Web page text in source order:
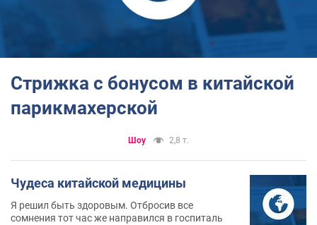
Стрижка с бонусом в китайской
парикмахерской
Шоу 2,8 т.
Чудеса китайской медицины
Я решил быть здоровым. Отбросив все
сомнения тот час же направился в госпиталь